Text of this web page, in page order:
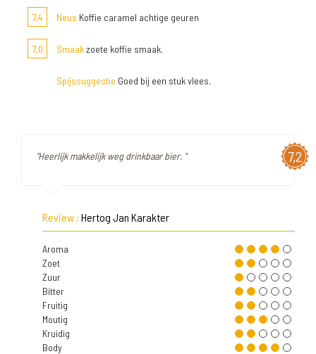
7,4 Neus Koffie caramel achtige geuren
7,0 Smaakzoete koffie smaak.
Spijssuggestie Goed bij een stuk vlees.
7,2
"Heerlijk makkelijk weg drinkbaar bier. "
Review : Hertog Jan Karakter
Aroma
Zoet
Zuur
Bitter
Fruitig
Moutig
Kruidig
Body